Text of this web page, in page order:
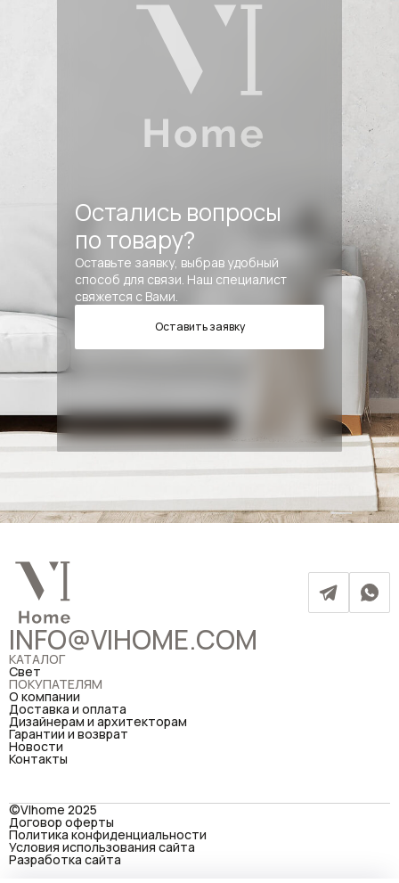
Остались вопросы
по товару?
Оставьте заявку, выбрав удобный
способ для связи. Наш специалист
свяжется с Вами.
Оставить заявку
INFO@VIHOME.COM
КАТАЛОГ
Свет
ПОКУПАТЕЛЯМ
О компании
Доставка и оплата
Дизайнерам и архитекторам
Гарантии и возврат
Новости
Контакты
©VIhome 2025
Договор оферты
Политика конфиденциальности
Условия использования сайта
Разработка сайта